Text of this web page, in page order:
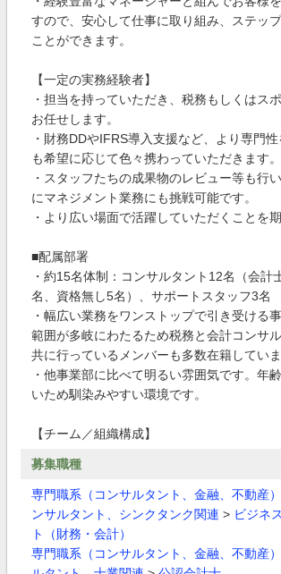
すので、安心して仕事に取り組み、ステッ
ことができます。
【一定の実務経験者】
・担当を持っていただき、税務もしくはス
お任せします。
・財務DDやIFRS導入支援など、より専門
も希望に応じて色々携わっていただきます。
・スタッフたちの成果物のレビュー等も行
にマネジメント業務にも挑戦可能です。
・より広い場面で活躍していただくことを
■配属部署
・約15名体制：コンサルタント12名（会計
名、資格無し5名）、サポートスタッフ3名
・幅広い業務をワンストップで引き受ける
範囲が多岐にわたるため税務と会計コンサ
共に行っているメンバーも多数在籍していま
・他事業部に比べて明るい雰囲気です。年
いため馴染みやすい環境です。
【チーム／組織構成】
募集職種
専門職系（コンサルタント、金融、不動産）
ンサルタント、シンクタンク関連 > ビジネ
ト（財務・会計）
専門職系（コンサルタント、金融、不動産）